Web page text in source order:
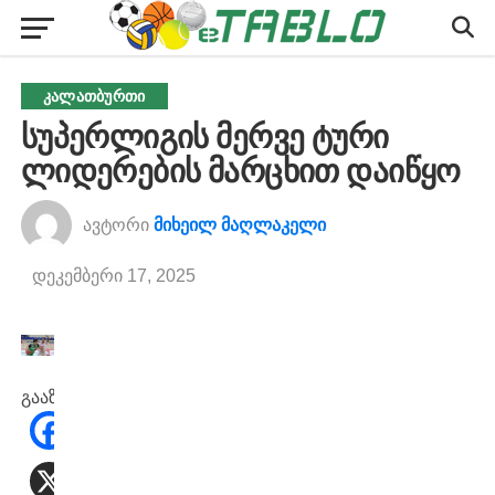
ᲙᲐᲚᲐᲗᲑᲣᲠᲗᲘ
სუპერლიგის მერვე ტური
ლიდერების მარცხით დაიწყო
ავტორი მიხეილ მაღლაკელი
დეკემბერი 17, 2025
გააზიარეთ